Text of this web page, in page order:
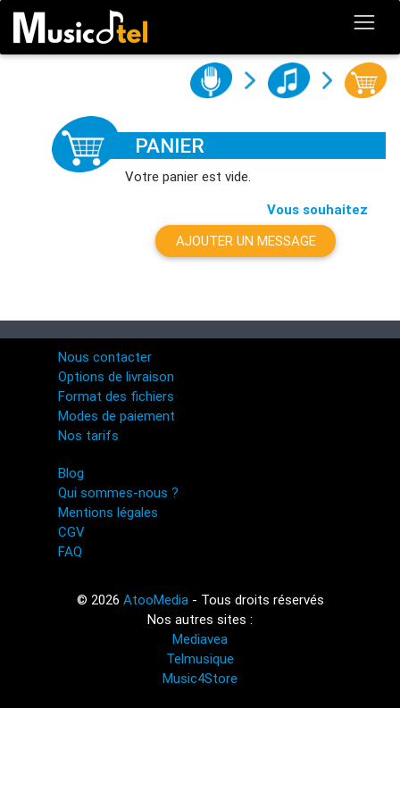
PANIER
Votre panier est vide.
Vous souhaitez
AJOUTER UN MESSAGE
Nous contacter
Options de livraison
Format des fichiers
Modes de paiement
Nos tarifs
Blog
Qui sommes-nous ?
Mentions légales
CGV
FAQ
© 2026 AtooMedia- Tous droits réservés
Nos autres sites :
Mediavea
Telmusique
Music4Store